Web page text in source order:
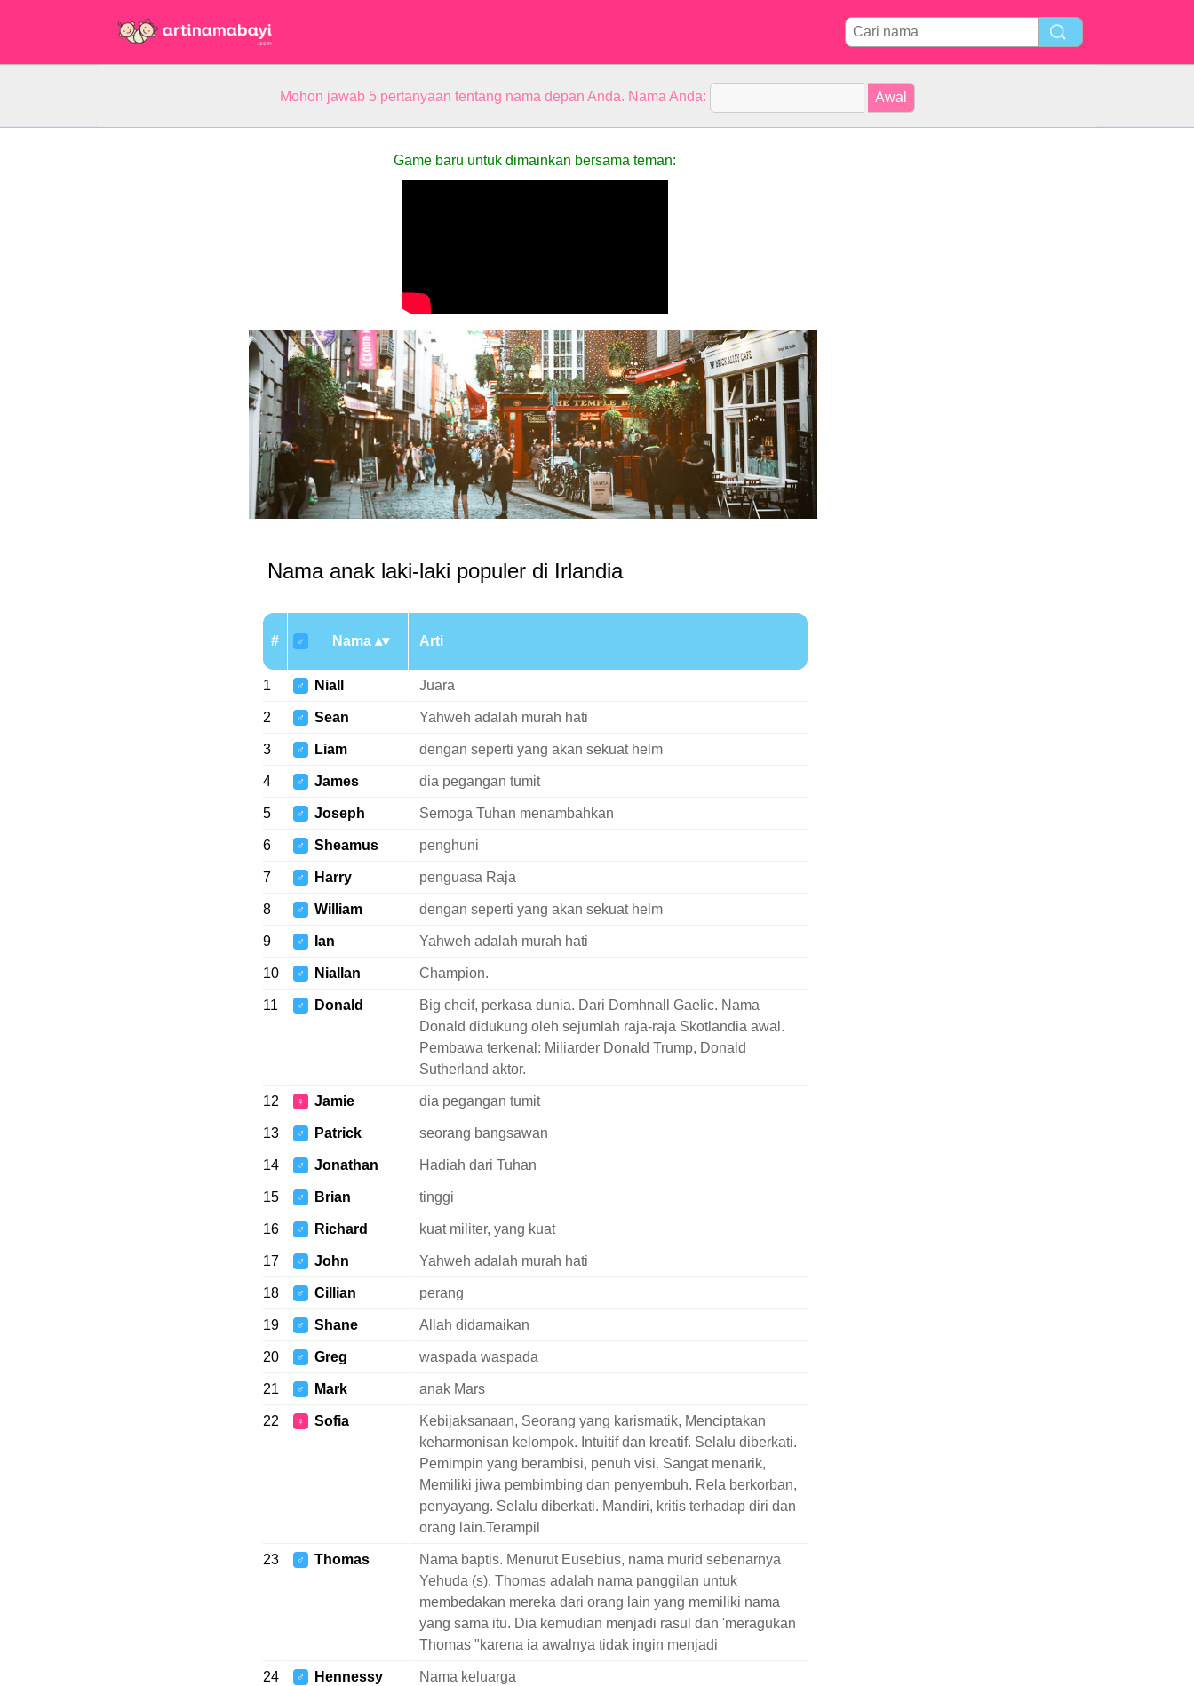
Mohon jawab 5 pertanyaan tentang nama depan Anda. Nama Anda:
Game baru untuk dimainkan bersama teman:
Nama anak laki-laki populer di Irlandia
# ♂ Nama Arti
1 ♂ Niall Juara
2 ♂ Sean Yahweh adalah murah hati
3 ♂ Liam dengan seperti yang akan sekuat helm
4 ♂ James dia pegangan tumit
5 ♂ Joseph Semoga Tuhan menambahkan
6 ♂ Sheamus penghuni
7 ♂ Harry penguasa Raja
8 ♂ William dengan seperti yang akan sekuat helm
9 ♂ Ian Yahweh adalah murah hati
10 ♂ Niallan Champion.
11 ♂ Donald
Big cheif, perkasa dunia. Dari Domhnall Gaelic. Nama
Donald didukung oleh sejumlah raja-raja Skotlandia awal.
Pembawa terkenal: Miliarder Donald Trump, Donald
Sutherland aktor.
12 ♀ Jamie dia pegangan tumit
13 ♂ Patrick seorang bangsawan
14 ♂ Jonathan Hadiah dari Tuhan
15 ♂ Brian tinggi
16 ♂ Richard kuat militer, yang kuat
17 ♂ John Yahweh adalah murah hati
18 ♂ Cillian perang
19 ♂ Shane Allah didamaikan
20 ♂ Greg waspada waspada
21 ♂ Mark anak Mars
22 ♀ Sofia
Kebijaksanaan, Seorang yang karismatik, Menciptakan
keharmonisan kelompok. Intuitif dan kreatif. Selalu diberkati.
Pemimpin yang berambisi, penuh visi. Sangat menarik,
Memiliki jiwa pembimbing dan penyembuh. Rela berkorban,
penyayang. Selalu diberkati. Mandiri, kritis terhadap diri dan
orang lain.Terampil
23 ♂ Thomas
Nama baptis. Menurut Eusebius, nama murid sebenarnya
Yehuda (s). Thomas adalah nama panggilan untuk
membedakan mereka dari orang lain yang memiliki nama
yang sama itu. Dia kemudian menjadi rasul dan 'meragukan
Thomas "karena ia awalnya tidak ingin menjadi
24 ♂ Hennessy Nama keluarga